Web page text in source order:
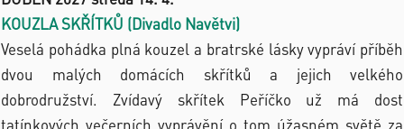
KOUZLA SKŘÍTKŮ (Divadlo Navětvi)
Veselá pohádka plná kouzel a bratrské lásky vypráví příběh
dvou malých domácích skřítků a jejich velkého
dobrodružství. Zvídavý skřítek Peříčko už má dost
tatínkových večerních vyprávění o tom úžasném světě za